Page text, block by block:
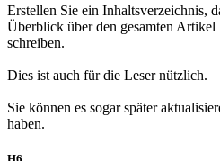
Erstellen Sie ein Inhaltsverzeichnis,
Überblick über den gesamten Artikel
schreiben.
Dies ist auch für die Leser nützlich.
Sie können es sogar später
haben.